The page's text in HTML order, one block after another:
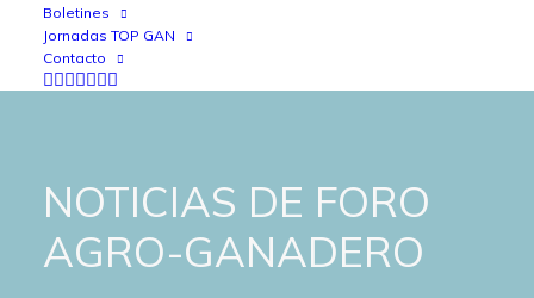
Boletines
Jornadas TOP GAN
Contacto
NOTICIAS DE FORO
AGRO-GANADERO